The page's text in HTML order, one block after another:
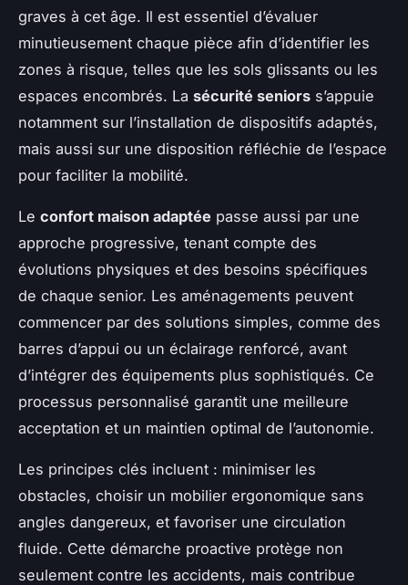
graves à cet âge. Il est essentiel d’évaluer
minutieusement chaque pièce afin d’identifier les
zones à risque, telles que les sols glissants ou les
espaces encombrés. La sécurité seniors s’appuie
notamment sur l’installation de dispositifs adaptés,
mais aussi sur une disposition réfléchie de l’espace
pour faciliter la mobilité.
Le confort maison adaptée passe aussi par une
approche progressive, tenant compte des
évolutions physiques et des besoins spécifiques
de chaque senior. Les aménagements peuvent
commencer par des solutions simples, comme des
barres d’appui ou un éclairage renforcé, avant
d’intégrer des équipements plus sophistiqués. Ce
processus personnalisé garantit une meilleure
acceptation et un maintien optimal de l’autonomie.
Les principes clés incluent : minimiser les
obstacles, choisir un mobilier ergonomique sans
angles dangereux, et favoriser une circulation
fluide. Cette démarche proactive protège non
seulement contre les accidents, mais contribue